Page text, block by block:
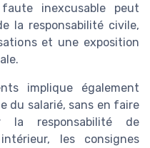
inexcusable peut
la responsabilité civile,
et une exposition
implique également
du salarié, sans en faire
la responsabilité de
les consignes